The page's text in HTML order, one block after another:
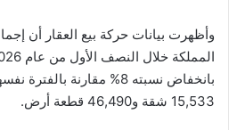
وأظهرت بيانات حركة بيع العقار أن
15,533 شقة و46,490 قطعة أرض.